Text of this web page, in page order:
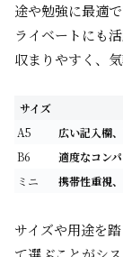
途や勉強に最適
ライベートにも
収まりやすく、
サイズ
A5
広い記入欄
B6
適度なコン
ミニ
携帯性重視
サイズや用途を